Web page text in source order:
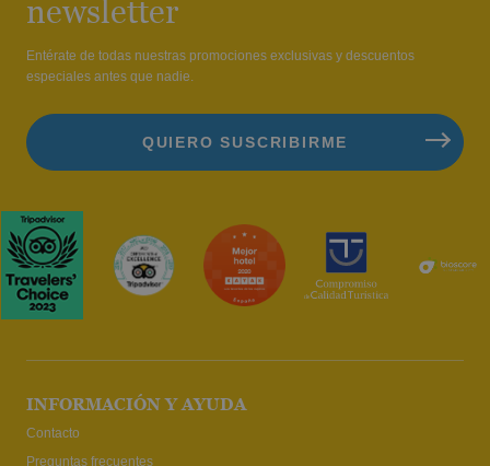
newsletter
Entérate de todas nuestras promociones exclusivas y descuentos
especiales antes que nadie.
INFORMACIÓN Y AYUDA
Contacto
Preguntas frecuentes